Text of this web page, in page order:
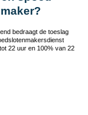
bedraagt de toeslag
22 uur en 100% van 22